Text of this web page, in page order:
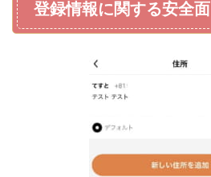
登録情報に関する安全面